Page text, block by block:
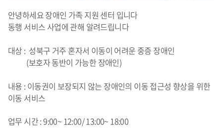
안녕하세요 장애인 가족 지원 센터 입니다
동행 서비스 사업에 관해 알려드립니다
대상 : 성북구 거주 혼자서 이동이 어려운 중증 장애인
(보호자 동반이 가능한 장애인)
내용 : 이동권이 보장되지 않는 장애인의 이동 접근성 향상을 위한
이동 서비스
업무 시간 : 9:00~ 12:00/ 13:00~ 18:00